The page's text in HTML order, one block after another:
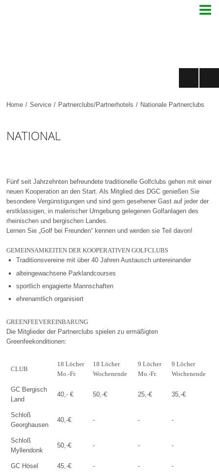

Home / Service / Partnerclubs/Partnerhotels / Nationale Partnerclubs
NATIONAL
Fünf seit Jahrzehnten befreundete traditionelle Golfclubs gehen mit einer
neuen Kooperation an den Start. Als Mitglied des DGC genießen Sie
besondere Vergünstigungen und sind gern gesehener Gast auf jeder der
erstklassigen, in malerischer Umgebung gelegenen Golfanlagen des
rheinischen und bergischen Landes.
Lernen Sie „Golf bei Freunden“ kennen und werden sie Teil davon!
GEMEINSAMKEITEN DER KOOPERATIVEN GOLFCLUBS
Traditionsvereine mit über 40 Jahren Austausch untereinander
alteingewachsene Parklandcourses
sportlich engagierte Mannschaften
ehrenamtlich organisiert
GREENFEEVEREINBARUNG
Die Mitglieder der Partnerclubs spielen zu ermäßigten
Greenfeekonditionen:
CLUB
18 Löcher
Mo.-Fr.
18 Löcher
Wochenende
9 Löcher
Mo.-Fr.
9 Löcher
Wochenende
GC Bergisch
Land
40,- € 50,-€ 25,-€ 35,-€
Schloß
Georghausen
40,-€ - - -
Schloß
Myllendonk
50,-€ - - -
GC Hösel 45,-€ - - -